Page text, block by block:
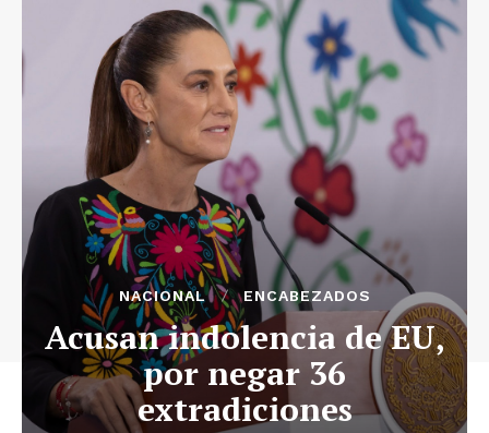
NACIONAL ENCABEZADOS
Acusan indolencia de EU,
por negar 36
extradiciones